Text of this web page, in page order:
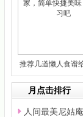
推荐几道懒人食谱
简单快
月点击排行
人间最美尼姑